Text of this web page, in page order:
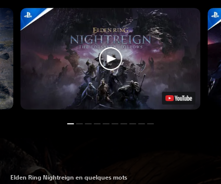
Elden Ring Nightreign en quelques mots